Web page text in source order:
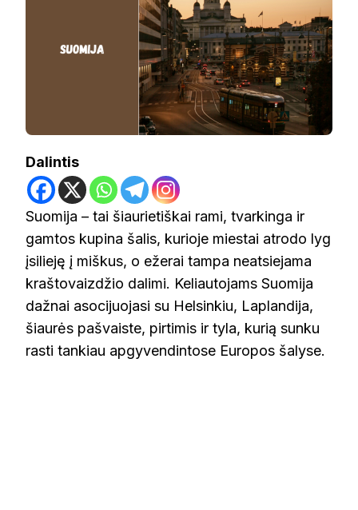
ŽEMĖLAPIS
Dalintis
Suomija – tai šiaurietiškai rami, tvarkinga ir
gamtos kupina šalis, kurioje miestai atrodo lyg
įsilieję į miškus, o ežerai tampa neatsiejama
kraštovaizdžio dalimi. Keliautojams Suomija
dažnai asocijuojasi su Helsinkiu, Laplandija,
šiaurės pašvaiste, pirtimis ir tyla, kurią sunku
rasti tankiau apgyvendintose Europos šalyse.